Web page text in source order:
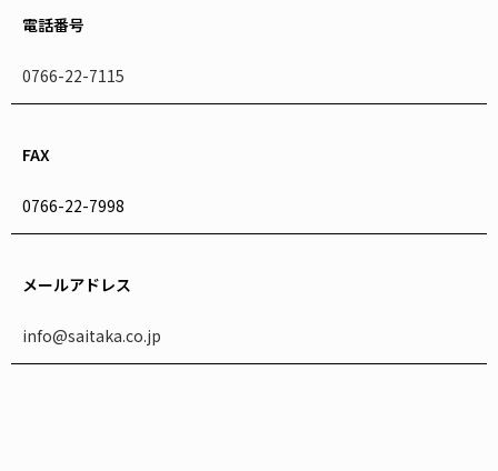
電話番号
0766-22-7115
FAX
0766-22-7998
メールアドレス
info@saitaka.co.jp